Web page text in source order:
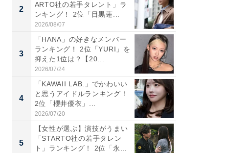
2
ARTO社の若手タレント」ラ
ンキング！ 2位「目黒蓮...
2026/08/07
3
「HANA」の好きなメンバー
ランキング！ 2位「YURI」を
抑えた1位は？【20...
2026/07/24
4
「KAWAII LAB.」でかわいい
と思うアイドルランキング！
2位「櫻井優衣」...
2026/07/20
5
【女性が選ぶ】演技がうまい
「STARTO社の若手タレン
ト」ランキング！ 2位「永...